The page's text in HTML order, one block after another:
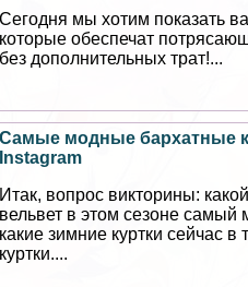
Сегодня мы хотим показать
которые обеспечат
без дополнительных трат!...
Самые модные бархатные
Instagram
Итак, вопрос викторины:
вельвет в этом сезоне
какие зимние куртки сейчас
куртки....